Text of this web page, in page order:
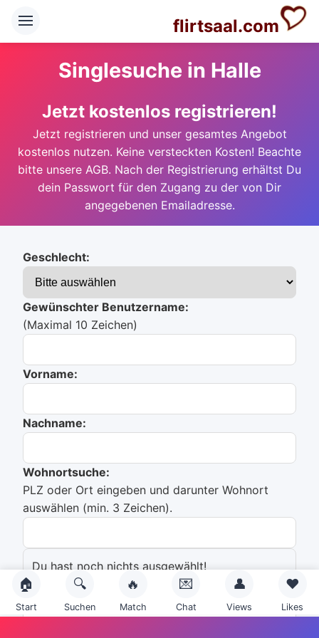
flirtsaal.com
Singlesuche in Halle
Jetzt kostenlos registrieren!
Jetzt registrieren und unser gesamtes Angebot
kostenlos nutzen. Keine versteckten Kosten! Beachte
bitte unsere AGB. Nach der Registrierung erhältst Du
dein Passwort für den Zugang zu der von Dir
angegebenen Emailadresse.
Geschlecht:
Gewünschter Benutzername:
(Maximal 10 Zeichen)
Vorname:
Nachname:
Wohnortsuche:
PLZ oder Ort eingeben und darunter Wohnort
auswählen (min. 3 Zeichen).
Du hast noch nichts ausgewählt!
Emailadresse:
🏠
Start
🔍
Suchen
🔥
Match
💌
Chat
👤
Views
❤️
Likes